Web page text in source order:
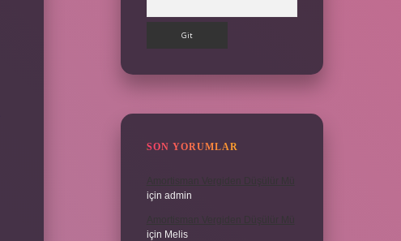
SON YORUMLAR
için admin
için Melis